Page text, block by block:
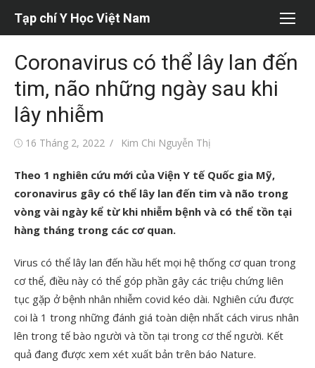
dung
Tạp chí Y Học Việt Nam
Coronavirus có thể lây lan đến
tim, não những ngày sau khi
lây nhiễm
Đăng16 Tháng 2, 2022
Tác
Kim Chi Nguyễn Thị
Theo 1 nghiên cứu mới của Viện Y tế Quốc gia Mỹ,
coronavirus gây có thể lây lan đến tim và não trong
vòng vài ngày kể từ khi nhiễm bệnh và có thể tồn tại
hàng tháng trong các cơ quan.
Virus có thể lây lan đến hầu hết mọi hệ thống cơ quan trong
cơ thể, điều này có thể góp phần gây các triệu chứng liên
tục gặp ở bệnh nhân nhiễm covid kéo dài. Nghiên cứu được
coi là 1 trong những đánh giá toàn diện nhất cách virus nhân
lên trong tế bào người và tồn tại trong cơ thể người. Kết
quả đang được xem xét xuất bản trên báo Nature.